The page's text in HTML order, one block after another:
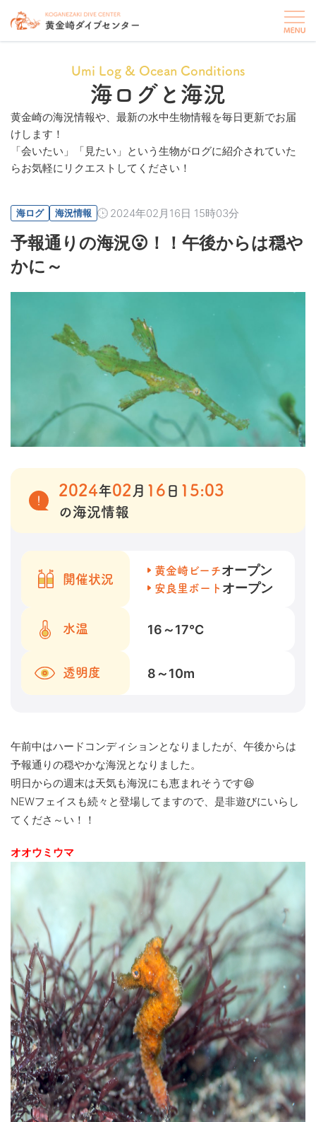
Umi Log & Ocean Conditions
海ログと海況
黄金崎の海況情報や、最新の水中生物情報を毎日更新でお届
けします！
「会いたい」「見たい」という生物がログに紹介されていた
らお気軽にリクエストしてください！
海ログ 海況情報 2024年02月16日 15時03分
予報通りの海況😮！！午後からは穏や
かに～
2024年02 月 16 日 15:03
の海況情報
開催状況
黄金崎ビーチオープン
安良里ボート オープン
水温 16～17℃
透明度 8～10m
午前中はハードコンディションとなりましたが、午後からは
予報通りの穏やかな海況となりました。
明日からの週末は天気も海況にも恵まれそうです😆
NEWフェイスも続々と登場してますので、是非遊びにいらし
てくださ～い！！
オオウミウマ